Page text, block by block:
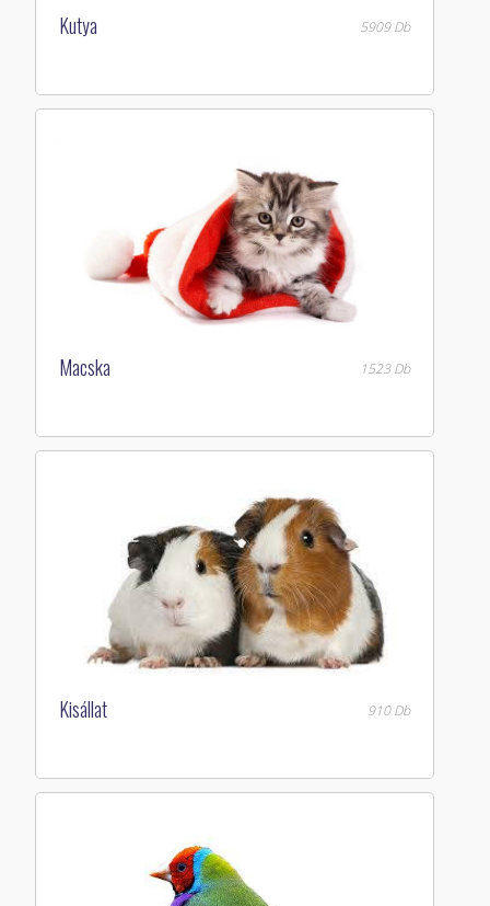
Kutya 5909 Db
Macska 1523 Db
Kisállat 910 Db